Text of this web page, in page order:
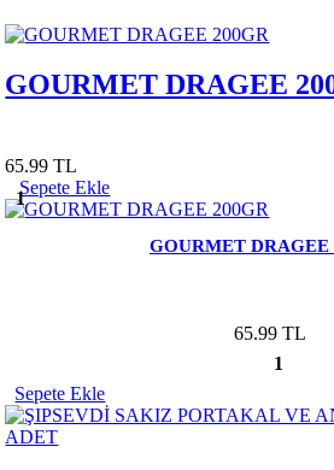
GOURMET DRAGEE
65.99 TL
1
Sepete Ekle
GOURMET DRAGEE
65.99 TL
1
Sepete Ekle